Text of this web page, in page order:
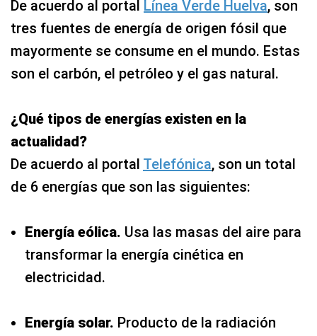
De acuerdo al portal Línea Verde Huelva, son
tres fuentes de energía de origen fósil que
mayormente se consume en el mundo. Estas
son el carbón, el petróleo y el gas natural.
¿Qué tipos de energías existen en la
actualidad?
De acuerdo al portal Telefónica, son un total
de 6 energías que son las siguientes:
Energía eólica. Usa las masas del aire para
transformar la energía cinética en
electricidad.
Energía solar. Producto de la radiación